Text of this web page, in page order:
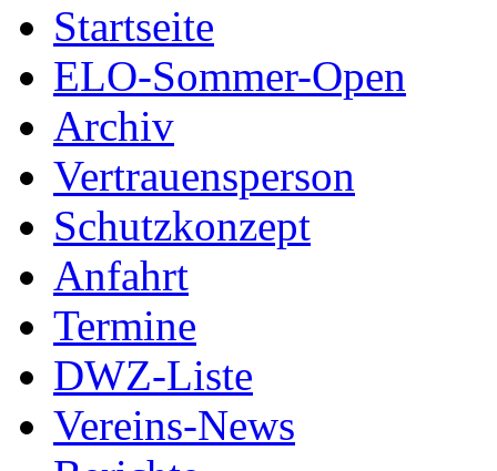
Startseite
ELO-Sommer-Open
Archiv
Vertrauensperson
Schutzkonzept
Anfahrt
Termine
DWZ-Liste
Vereins-News